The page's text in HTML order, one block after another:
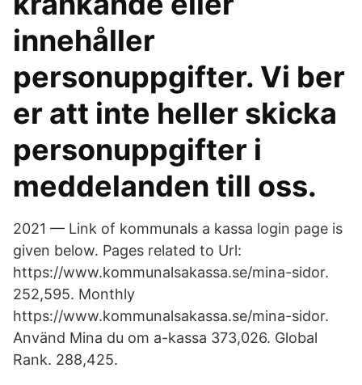
innehåller
personuppgifter. Vi ber
er att inte heller skicka
personuppgifter i
meddelanden till oss.
2021 — Link of kommunals a kassa login page is
given below. Pages related to Url:
https://www.kommunalsakassa.se/mina-sidor.
252,595. Monthly
https://www.kommunalsakassa.se/mina-sidor.
Använd Mina du om a-kassa 373,026. Global
Rank. 288,425.